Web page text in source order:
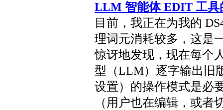
LLM 智能体 EDIT 工具
目前，我正在为我的
理词元消耗较多，这是
惊讶地发现，现在每个
型（LLM）逐字输出旧
设置）的操作模式是必
（用户也在编辑，或者